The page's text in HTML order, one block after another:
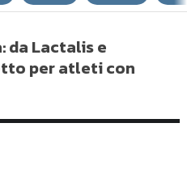
da Lactalis e
per atleti con